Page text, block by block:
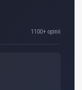
1100+ opinii